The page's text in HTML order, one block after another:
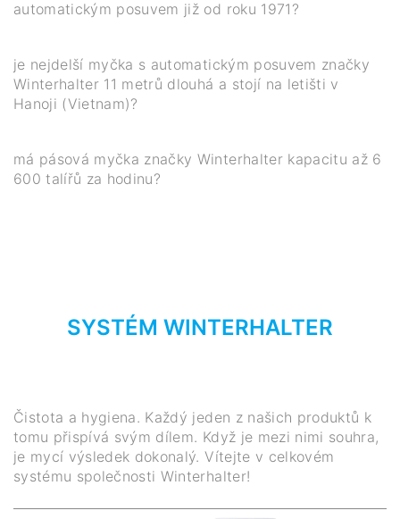
automatickým posuvem již od roku 1971?
je nejdelší myčka s automatickým posuvem značky
Winterhalter 11 metrů dlouhá a stojí na letišti v
Hanoji (Vietnam)?
má pásová myčka značky Winterhalter kapacitu až 6
600 talířů za hodinu?
SYSTÉM WINTERHALTER
Čistota a hygiena. Každý jeden z našich produktů k
tomu přispívá svým dílem. Když je mezi nimi souhra,
je mycí výsledek dokonalý. Vítejte v celkovém
systému společnosti Winterhalter!